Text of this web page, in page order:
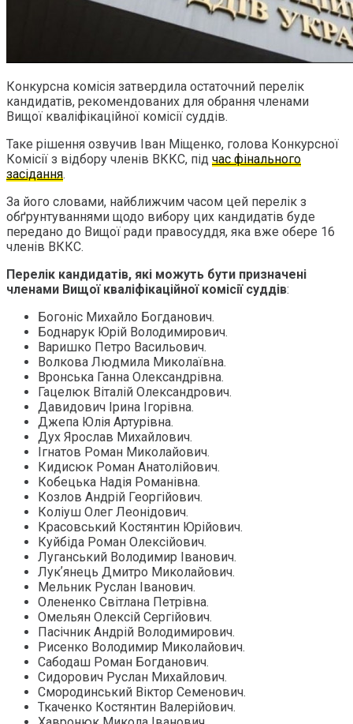
Конкурсна комісія затвердила остаточний перелік
кандидатів, рекомендованих для обрання членами
Вищої кваліфікаційної комісії суддів.
Таке рішення озвучив Іван Міщенко, голова Конкурсної
Комісії з відбору членів ВККС, під час фінального
засідання.
За його словами, найближчим часом цей перелік з
обґрунтуваннями щодо вибору цих кандидатів буде
передано до Вищої ради правосуддя, яка вже обере 16
членів ВККС.
Перелік кандидатів, які можуть бути призначені
членами Вищої кваліфікаційної комісії суддів:
Богоніс Михайло Богданович.
Боднарук Юрій Володимирович.
Варишко Петро Васильович.
Волкова Людмила Миколаївна.
Вронська Ганна Олександрівна.
Гацелюк Віталій Олександрович.
Давидович Ірина Ігорівна.
Джепа Юлія Артурівна.
Дух Ярослав Михайлович.
Ігнатов Роман Миколайович.
Кидисюк Роман Анатолійович.
Кобецька Надія Романівна.
Козлов Андрій Георгійович.
Коліуш Олег Леонідович.
Красовський Костянтин Юрійович.
Куйбіда Роман Олексійович.
Луганський Володимир Іванович.
Лукʼянець Дмитро Миколайович.
Мельник Руслан Іванович.
Олененко Світлана Петрівна.
Омельян Олексій Сергійович.
Пасічник Андрій Володимирович.
Рисенко Володимир Миколайович.
Сабодаш Роман Богданович.
Сидорович Руслан Михайлович.
Смородинський Віктор Семенович.
Ткаченко Костянтин Валерійович.